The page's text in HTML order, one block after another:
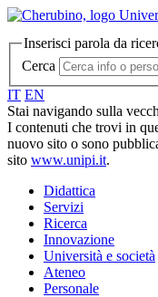
Inserisci parola da
Cerca
IT EN
Stai navigando sulla
I contenuti che trovi in
nuovo sito o sono
sito www.unipi.it.
Didattica
Servizi
Ricerca
Innovazione
Università e società
Ateneo
Personale